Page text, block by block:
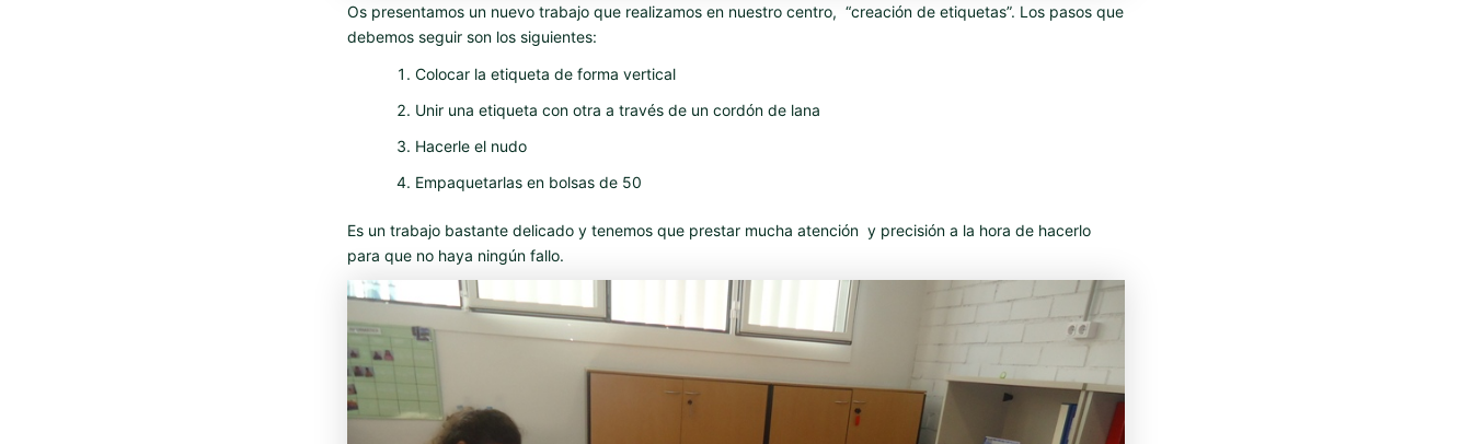
Os presentamos un nuevo trabajo que realizamos en nuestro centro, “creación de etiquetas”. Los pasos que
debemos seguir son los siguientes:
Colocar la etiqueta de forma vertical
Unir una etiqueta con otra a través de un cordón de lana
Hacerle el nudo
Empaquetarlas en bolsas de 50
Es un trabajo bastante delicado y tenemos que prestar mucha atención y precisión a la hora de hacerlo
para que no haya ningún fallo.